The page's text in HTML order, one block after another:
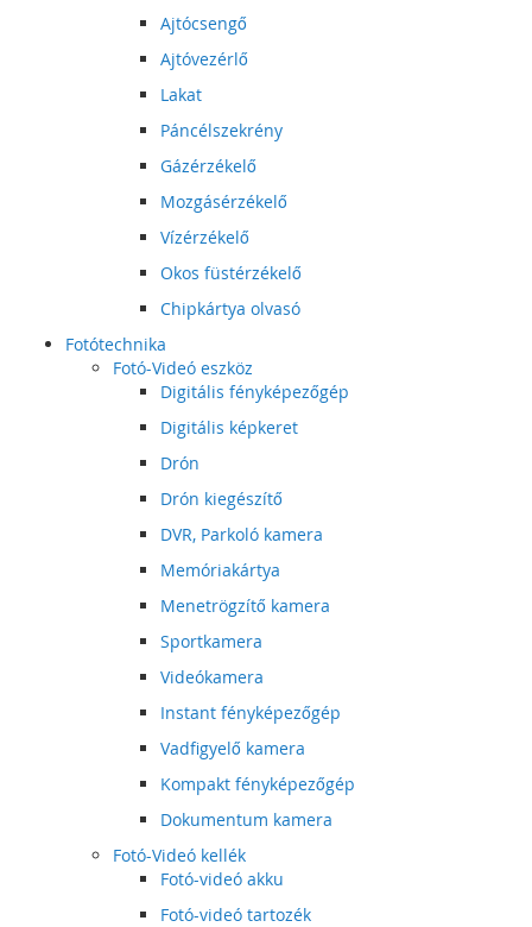
Ajtócsengő
Ajtóvezérlő
Lakat
Páncélszekrény
Gázérzékelő
Mozgásérzékelő
Vízérzékelő
Okos füstérzékelő
Chipkártya olvasó
Fotótechnika
Fotó-Videó eszköz
Digitális fényképezőgép
Digitális képkeret
Drón
Drón kiegészítő
DVR, Parkoló kamera
Memóriakártya
Menetrögzítő kamera
Sportkamera
Videókamera
Instant fényképezőgép
Vadfigyelő kamera
Kompakt fényképezőgép
Dokumentum kamera
Fotó-Videó kellék
Fotó-videó akku
Fotó-videó tartozék